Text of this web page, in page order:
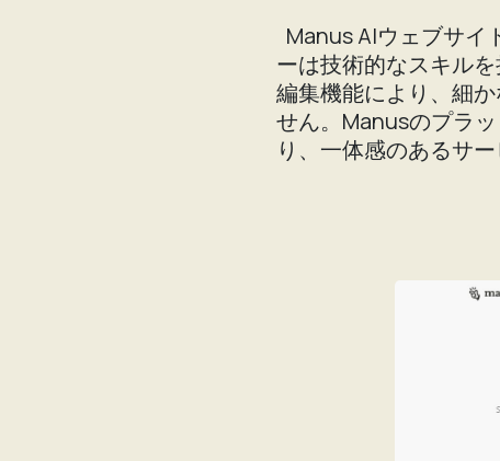
Manus AIウェブサイ
ーは技術的なスキル
編集機能により、細
せん。Manusのプラ
り、一体感のあるサ